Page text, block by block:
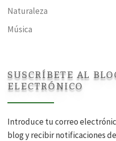
Naturaleza
Música
SUSCRÍBETE AL
ELECTRÓNICO
Introduce tu correo
blog y recibir notificaciones